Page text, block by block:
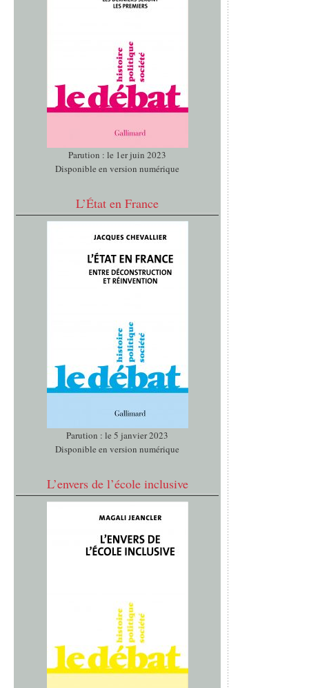
Parution : le 1er juin 2023
Disponible en version numérique
L’État en France
Parution : le 5 janvier 2023
Disponible en version numérique
L’envers de l’école inclusive